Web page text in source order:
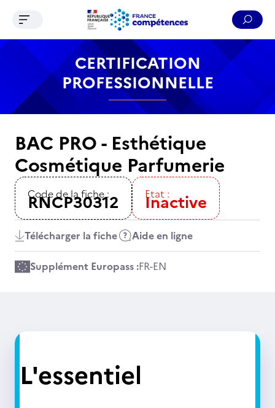
Contenu Recherche Menu Pied de page
Ouvrir le menu de navigation
CERTIFICATION
PROFESSIONNELLE
BAC PRO - Esthétique
Cosmétique Parfumerie
Code de la fiche :
RNCP30312 Etat :
Inactive
Télécharger la fiche Aide en ligne
Supplément Europass :FR-EN
L'essentiel